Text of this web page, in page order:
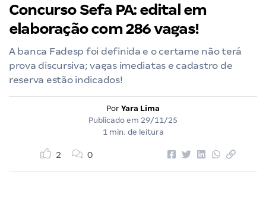
Concurso Sefa PA: edital em
elaboração com 286 vagas!
A banca Fadesp foi definida e o certame não terá
prova discursiva; vagas imediatas e cadastro de
reserva estão indicados!
Por Yara Lima
Publicado em 29/11/25
1 min. de leitura
2 0